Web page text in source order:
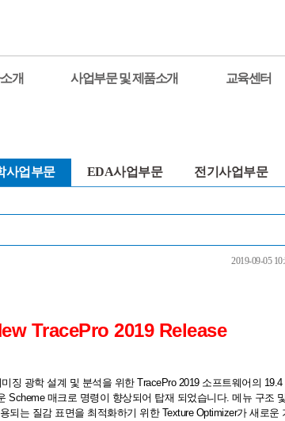
개 사업부문 및 제품소개 교육센터
사업부문 EDA사업부문 전기사업부문
2019-09-05
TracePro 2019 Release
징 광학 설계 및 분석을 위한 TracePro 2019 소프트웨어의
Scheme 매크로 명령이 향상되어 탑재 되었습니다. 메뉴 구조
되는 질감 표면을 최적화하기 위한 Texture Optimizer가 새로